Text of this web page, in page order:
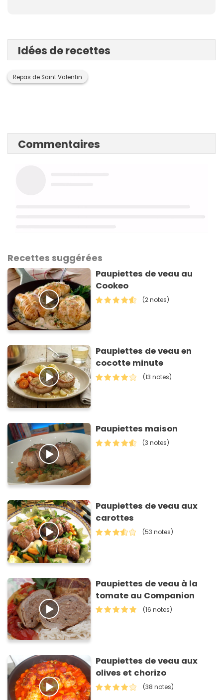
Idées de recettes
Repas de Saint Valentin
Commentaires
Recettes suggérées
Paupiettes de veau au
Cookeo
(2 notes)
Paupiettes de veau en
cocotte minute
(13 notes)
Paupiettes maison
(3 notes)
Paupiettes de veau aux
carottes
(53 notes)
Paupiettes de veau à la
tomate au Companion
(16 notes)
Paupiettes de veau aux
olives et chorizo
(38 notes)